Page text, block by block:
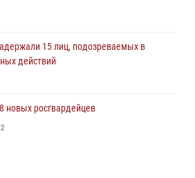
15 лиц, подозреваемых в
действий
новых росгвардейцев
2